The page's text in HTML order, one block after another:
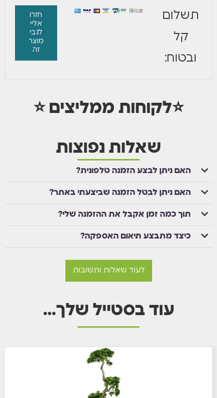
תשלום
קל
ובטוח:
חזרו
אליי
לגבי
מוצר
זה
⭐לקוחות ממליצים ⭐
שאלות נפוצות
האם ניתן לבצע הזמנה טלפונית?
האם ניתן לבטל הזמנה שביצעתי באתר?
תוך כמה זמן אקבל את ההזמנה שלי?
כיצד מתבצע תיאום האספקה?
לעוד שאלות ותשובות
עוד בסטייל שלך…